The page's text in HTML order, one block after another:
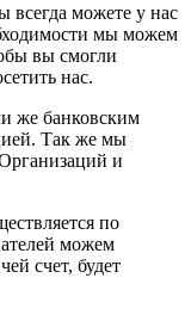
всегда можете у нас
мы можем
вы смогли
нас.
же банковским
Так же мы
и
по
можем
счет, будет